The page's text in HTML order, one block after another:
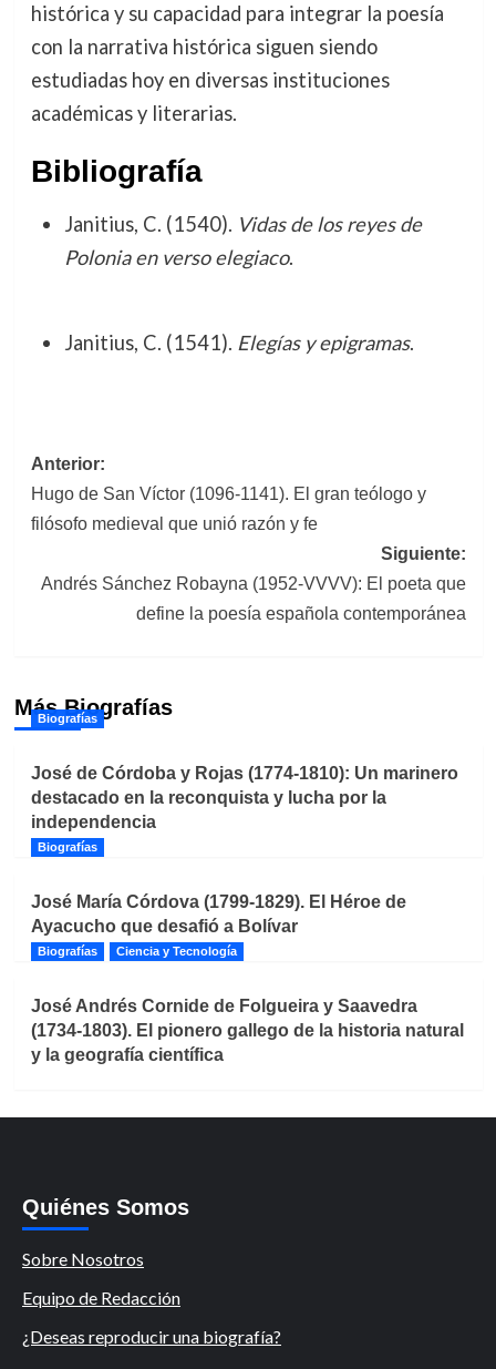
histórica y su capacidad para integrar la poesía
con la narrativa histórica siguen siendo
estudiadas hoy en diversas instituciones
académicas y literarias.
Bibliografía
Janitius, C. (1540). Vidas de los reyes de
Polonia en verso elegiaco.
Janitius, C. (1541). Elegías y epigramas.
Navegación
de
Anterior:
Hugo de San Víctor (1096-1141). El gran teólogo y
filósofo medieval que unió razón y fe
Siguiente:
Andrés Sánchez Robayna (1952-VVVV): El poeta que
define la poesía española contemporánea
Más Biografías
Biografías
José de Córdoba y Rojas (1774-1810): Un marinero
destacado en la reconquista y lucha por la
independencia
Biografías
José María Córdova (1799-1829). El Héroe de
Ayacucho que desafió a Bolívar
Biografías Ciencia y Tecnología
José Andrés Cornide de Folgueira y Saavedra
(1734-1803). El pionero gallego de la historia natural
y la geografía científica
Quiénes Somos
Sobre Nosotros
Equipo de Redacción
¿Deseas reproducir una biografía?